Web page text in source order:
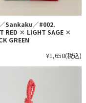
Sankaku／#002.
RED × LIGHT SAGE ×
GREEN
¥1,650(税込)